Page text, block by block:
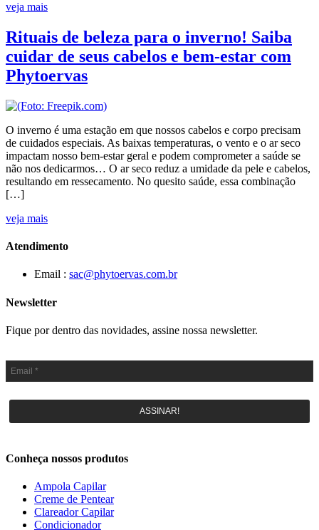
veja mais
Rituais de beleza para o inverno! Saiba
cuidar de seus cabelos e bem-estar com
Phytoervas
O inverno é uma estação em que nossos cabelos e corpo precisam
de cuidados especiais. As baixas temperaturas, o vento e o ar seco
impactam nosso bem-estar geral e podem comprometer a saúde se
não nos dedicarmos… O ar seco reduz a umidade da pele e cabelos,
resultando em ressecamento. No quesito saúde, essa combinação
[…]
veja mais
Atendimento
Email : sac@phytoervas.com.br
Newsletter
Fique por dentro das novidades, assine nossa newsletter.
ASSINAR!
Conheça nossos produtos
Ampola Capilar
Creme de Pentear
Clareador Capilar
Condicionador